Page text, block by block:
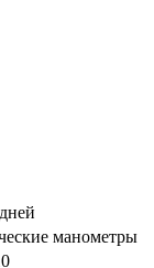
манометры